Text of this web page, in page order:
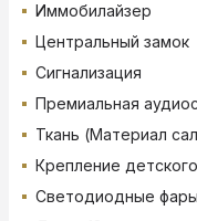
Иммобилайзер
Центральный замок
Сигнализация
Премиальная
Ткань (Материал
Крепление
Светодиодные фары